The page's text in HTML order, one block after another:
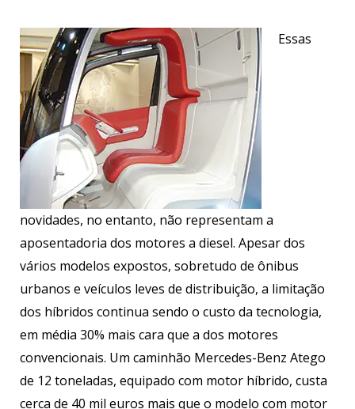
Essas
novidades, no entanto, não representam a
aposentadoria dos motores a diesel. Apesar dos
vários modelos expostos, sobretudo de ônibus
urbanos e veículos leves de distribuição, a limitação
dos híbridos continua sendo o custo da tecnologia,
em média 30% mais cara que a dos motores
convencionais. Um caminhão Mercedes-Benz Atego
de 12 toneladas, equipado com motor híbrido, custa
cerca de 40 mil euros mais que o modelo com motor